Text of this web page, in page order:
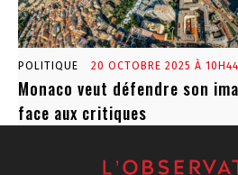
POLITIQUE 20 OCTOBRE 2025 À 10H44
Monaco veut défendre son
face aux critiques